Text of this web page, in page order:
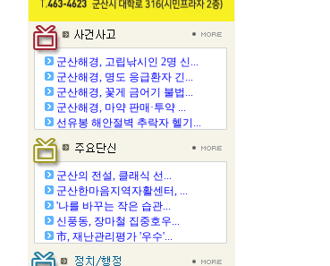
군산해경, 고립낚시인 2명 신...
군산해경, 명도 응급환자 긴...
군산해경, 꽃게 금어기 불법...
군산해경, 마약 판매·투약 ...
선유봉 해안절벽 추락자 헬기...
군산의 전설, 클래식 선...
군산한마음지역자활센터, ...
'나를 바꾸는 작은 습관...
신풍동, 장마철 집중호우...
市, 재난관리평가 '우수'...